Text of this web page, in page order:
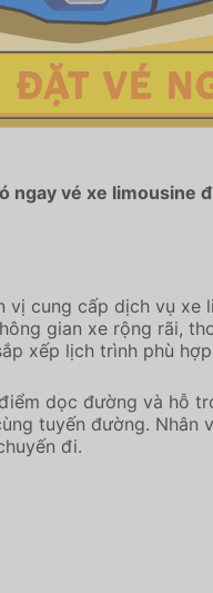
ngay vé xe
cung cấp dịch vụ
gian xe rộng rãi,
xếp lịch trình phù
dọc đường và hỗ
tuyến đường.
đi.